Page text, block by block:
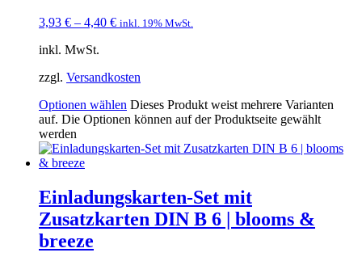
3,93 € – 4,40 € inkl. 19% MwSt.
inkl. MwSt.
zzgl. Versandkosten
Optionen wählen Dieses Produkt weist mehrere Varianten
auf. Die Optionen können auf der Produktseite gewählt
werden
Einladungskarten-Set mit
Zusatzkarten DIN B 6 | blooms &
breeze